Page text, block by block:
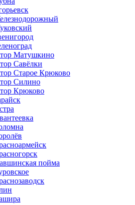
Матушкино
Савёлки
Старое Крюково
Силино
Крюково
пойма